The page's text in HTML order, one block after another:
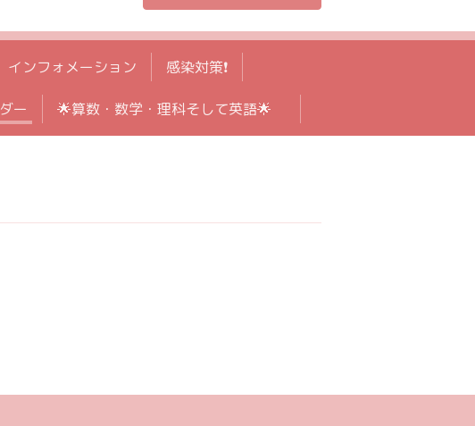
インフォメーション 感染対策❗️
ー 🌟算数・数学・理科そして英語🌟